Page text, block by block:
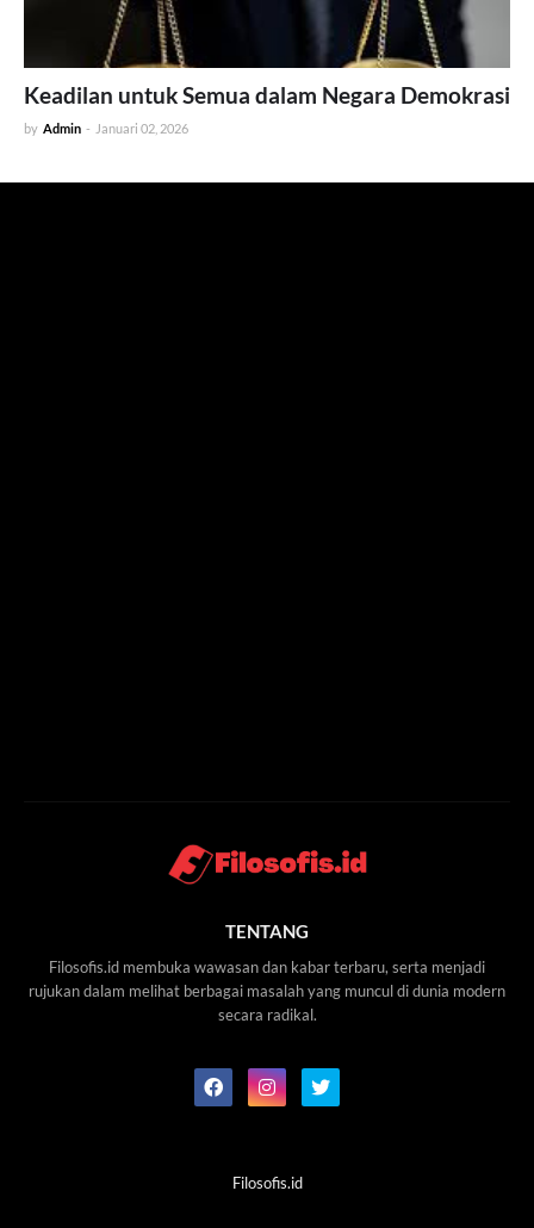
Keadilan untuk Semua dalam Negara Demokrasi
by Admin - Januari 02, 2026
TENTANG
Filosofis.id membuka wawasan dan kabar terbaru, serta menjadi
rujukan dalam melihat berbagai masalah yang muncul di dunia modern
secara radikal.
Filosofis.id